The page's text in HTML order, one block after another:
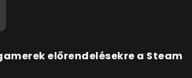
előrendelésekre a Steam